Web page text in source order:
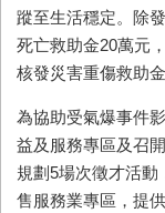
蹤至生活穩定。除
死亡救助金20萬元
核發災害重傷救助金
為協助受氣爆事件
益及服務專區及召
規劃5場次徵才活動
售服務業專區，提